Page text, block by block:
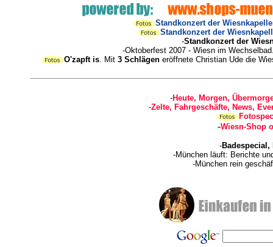
Standkonzert der
Standkonzert der
-Standkonzert der
-Oktoberfest 2007 - Wiesn im
O'zapft is. Mit 3 Schlägen eröffnete Christian Ude die
-Heute, Morgen,
-Zelte, Fahrgeschäfte, News,
-Wiesn-Shop
-Badespecial,
-München läuft: Berichte
-München rein